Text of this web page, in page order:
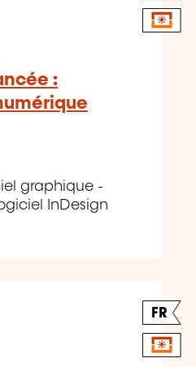
:
graphique -
InDesign
FR